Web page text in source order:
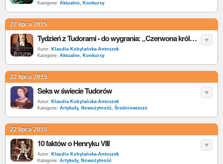
Kategorie: Aktualne, Konkursy
22 lipca 2015
Tydzień z Tudorami - do wygrania: „Czerwona królowa” [wyniki]
Autor: Klaudia Kobylańska-Antoszek
Kategorie: Aktualne, Konkursy
22 lipca 2015
Seks w świecie Tudorów
Autor: Klaudia Kobylańska-Antoszek
Kategorie: Artykuły, Nowożytność, Średniowiecze
22 lipca 2015
10 faktów o Henryku VIII
Autor: Klaudia Kobylańska-Antoszek
Kategorie: Artykuły, Nowożytność